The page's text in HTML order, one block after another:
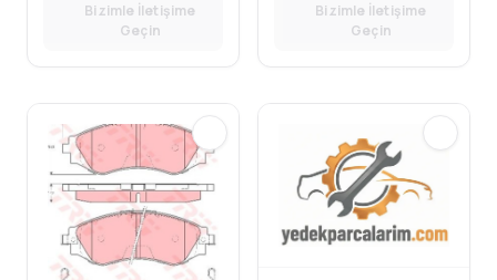
Bizimle İletişime
Geçin
Bizimle İletişime
Geçin